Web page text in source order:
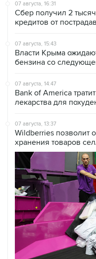
07 августа, 16:31
Сбер получил 2
кредитов от
07 августа, 15:43
Власти Крыма
бензина со
07 августа, 14:47
Bank of America
лекарства для
07 августа, 13:37
Wildberries позволит
хранения товаров